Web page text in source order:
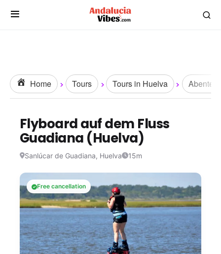
Home Tours Tours in Huelva
Flyboard auf dem Fluss
Guadiana (Huelva)
Sanlúcar de Guadiana, Huelva 15m
Free cancellation